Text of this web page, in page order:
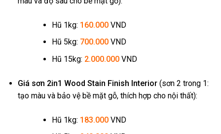
Hũ 1kg: 160.000VND
Hũ 5kg: 700.000VND
Hũ 15kg: 2.000.000VND
Giá sơn 2in1 Wood Stain Finish Interior(sơn 2 trong 1:
tạo màu và bảo vệ bề mặt gỗ, thích hợp cho nội thất):
Hũ 1kg: 183.000VND